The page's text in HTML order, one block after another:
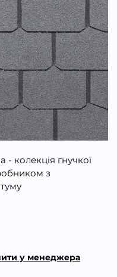
колекція гнучкої
з
у менеджера